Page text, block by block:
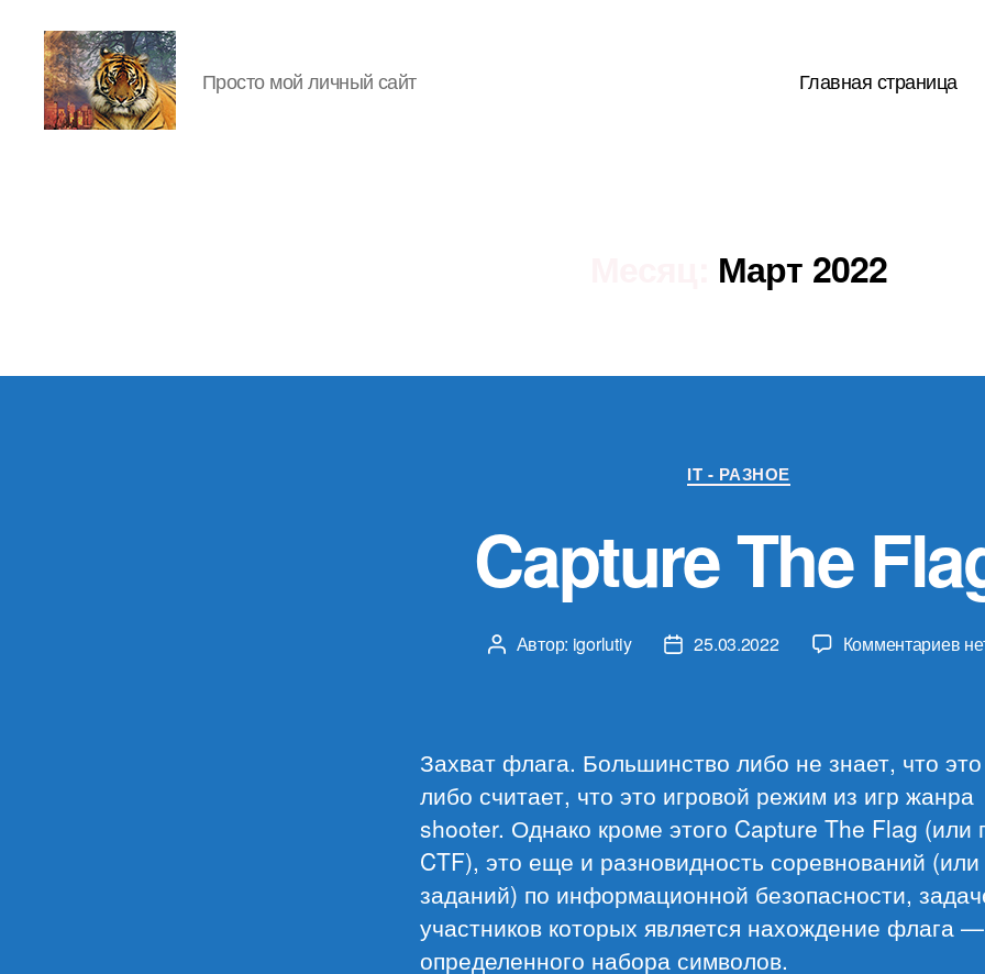
Просто мой личный сайт Главная страница
Март 2022
Рубрики
IT - РАЗНОЕ
Capture The
Автор
Автор: igorlutiy
Дата25.03.2022 Комментариевк
Захват флага. Большинство либо не знает, что
либо считает, что это игровой режим из игр жанра
shooter. Однако кроме этого Capture The Flag (или
CTF), это еще и разновидность соревнований (или
заданий) по информационной безопасности,
участников которых является нахождение флага —
определенного набора символов.